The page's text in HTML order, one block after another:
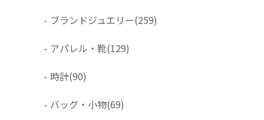
- ブランドジュエリー(259)
- アパレル・靴(129)
- 時計(90)
- バッグ・小物(69)